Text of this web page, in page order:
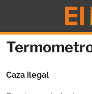
Caza ilegal